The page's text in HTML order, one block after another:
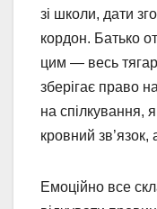
зі школи, дати
кордон. Батько
цим — весь
зберігає право
на спілкування,
кровний
Емоційно все